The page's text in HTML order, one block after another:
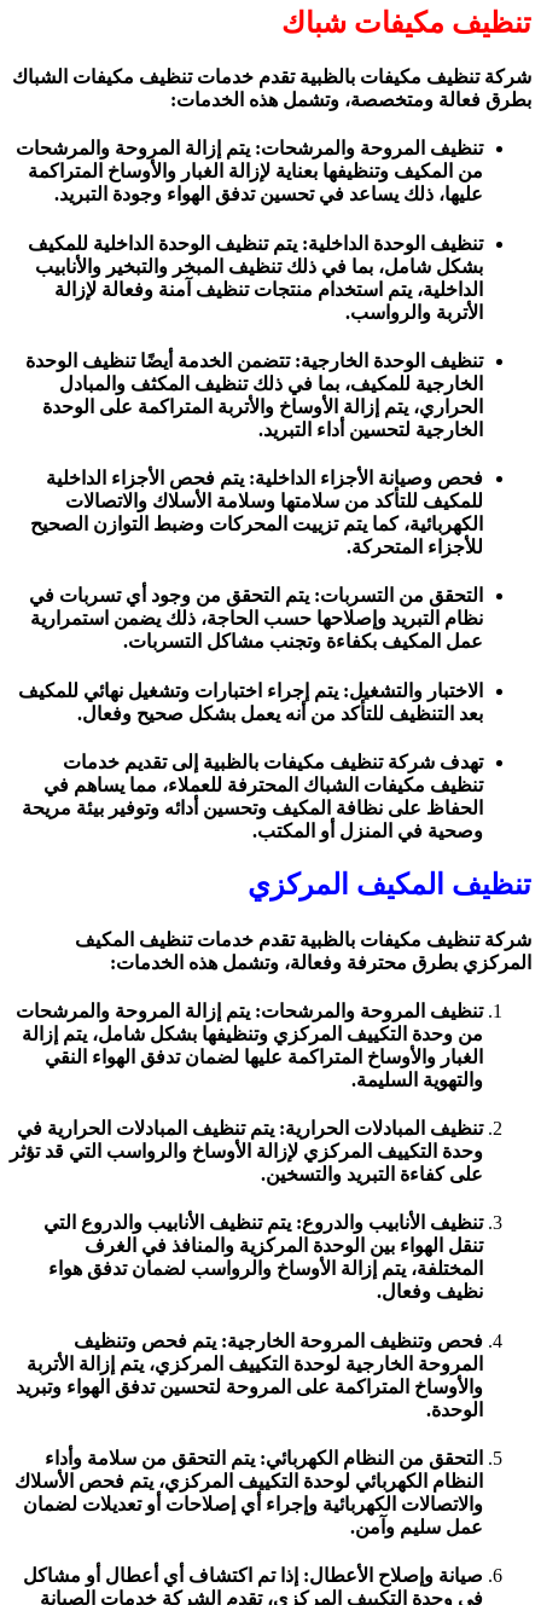
تنظيف مكيفات شباك
شركة تنظيف مكيفات بالظبية تقدم خدمات تنظيف مكيفات الشباك
بطرق فعالة ومتخصصة، وتشمل هذه الخدمات:
تنظيف المروحة والمرشحات: يتم إزالة المروحة والمرشحات
من المكيف وتنظيفها بعناية لإزالة الغبار والأوساخ المتراكمة
عليها، ذلك يساعد في تحسين تدفق الهواء وجودة التبريد.
تنظيف الوحدة الداخلية: يتم تنظيف الوحدة الداخلية للمكيف
بشكل شامل، بما في ذلك تنظيف المبخر والتبخير والأنابيب
الداخلية، يتم استخدام منتجات تنظيف آمنة وفعالة لإزالة
الأتربة والرواسب.
تنظيف الوحدة الخارجية: تتضمن الخدمة أيضًا تنظيف الوحدة
الخارجية للمكيف، بما في ذلك تنظيف المكثف والمبادل
الحراري، يتم إزالة الأوساخ والأتربة المتراكمة على الوحدة
الخارجية لتحسين أداء التبريد.
فحص وصيانة الأجزاء الداخلية: يتم فحص الأجزاء الداخلية
للمكيف للتأكد من سلامتها وسلامة الأسلاك والاتصالات
الكهربائية، كما يتم تزييت المحركات وضبط التوازن الصحيح
للأجزاء المتحركة.
التحقق من التسربات: يتم التحقق من وجود أي تسربات في
نظام التبريد وإصلاحها حسب الحاجة، ذلك يضمن استمرارية
عمل المكيف بكفاءة وتجنب مشاكل التسربات.
الاختبار والتشغيل: يتم إجراء اختبارات وتشغيل نهائي للمكيف
بعد التنظيف للتأكد من أنه يعمل بشكل صحيح وفعال.
تهدف شركة تنظيف مكيفات بالظبية إلى تقديم خدمات
تنظيف مكيفات الشباك المحترفة للعملاء، مما يساهم في
الحفاظ على نظافة المكيف وتحسين أدائه وتوفير بيئة مريحة
وصحية في المنزل أو المكتب.
تنظيف المكيف المركزي
شركة تنظيف مكيفات بالظبية تقدم خدمات تنظيف المكيف
المركزي بطرق محترفة وفعالة، وتشمل هذه الخدمات:
تنظيف المروحة والمرشحات: يتم إزالة المروحة والمرشحات
من وحدة التكييف المركزي وتنظيفها بشكل شامل، يتم إزالة
الغبار والأوساخ المتراكمة عليها لضمان تدفق الهواء النقي
والتهوية السليمة.
تنظيف المبادلات الحرارية: يتم تنظيف المبادلات الحرارية في
وحدة التكييف المركزي لإزالة الأوساخ والرواسب التي قد تؤثر
على كفاءة التبريد والتسخين.
تنظيف الأنابيب والدروع: يتم تنظيف الأنابيب والدروع التي
تنقل الهواء بين الوحدة المركزية والمنافذ في الغرف
المختلفة، يتم إزالة الأوساخ والرواسب لضمان تدفق هواء
نظيف وفعال.
فحص وتنظيف المروحة الخارجية: يتم فحص وتنظيف
المروحة الخارجية لوحدة التكييف المركزي، يتم إزالة الأتربة
والأوساخ المتراكمة على المروحة لتحسين تدفق الهواء وتبريد
الوحدة.
التحقق من النظام الكهربائي: يتم التحقق من سلامة وأداء
النظام الكهربائي لوحدة التكييف المركزي، يتم فحص الأسلاك
والاتصالات الكهربائية وإجراء أي إصلاحات أو تعديلات لضمان
عمل سليم وآمن.
صيانة وإصلاح الأعطال: إذا تم اكتشاف أي أعطال أو مشاكل
في وحدة التكييف المركزي، تقدم الشركة خدمات الصيانة